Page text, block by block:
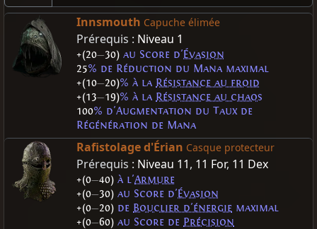
Innsmouth Capuche élimée
Prérequis : Niveau 1
+(20—30) au Score d'Évasion
25% de Réduction du Mana maximal
+(10—20)% à la Résistance au froid
+(13—19)% à la Résistance au chaos
100% d'Augmentation du Taux de
Régénération de Mana
Rafistolage d'Érian Casque protecteur
Prérequis : Niveau 11, 11 For, 11 Dex
+(0—40) à l'Armure
+(0—30) au Score d'Évasion
+(0—20) de Bouclier d'énergie maximal
+(0—60) au Score de Précision